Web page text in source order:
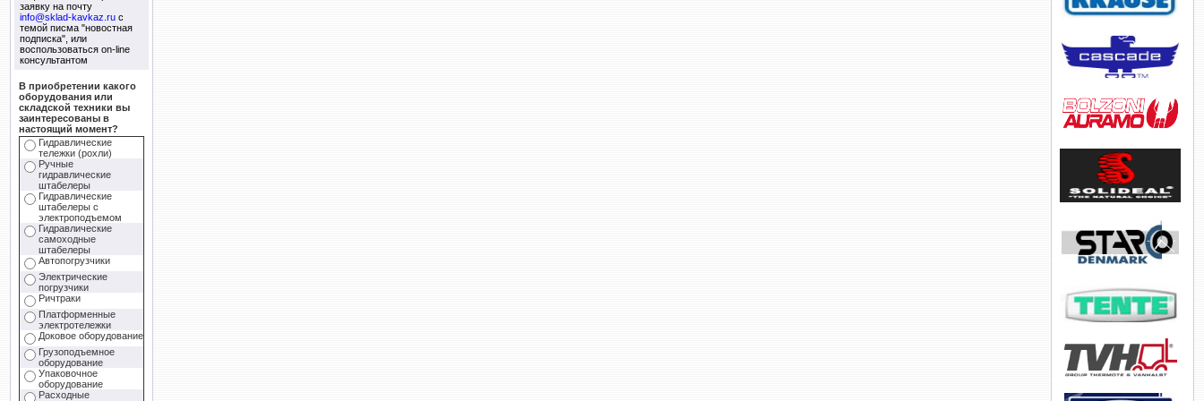
заявку на почту
info@sklad-kavkaz.ruс
темой писма "новостная
подписка", или
воспользоваться on-line
консультантом
В приобретении какого
оборудования или
складской техники вы
заинтересованы в
настоящий момент?
Гидравлические
тележки (рохли)
Ручные
гидравлические
штабелеры
Гидравлические
штабелеры с
электроподъемом
Гидравлические
самоходные
штабелеры
Автопогрузчики
Электрические
погрузчики
Ричтраки
Платформенные
электротележки
Доковое оборудование
Грузоподъемное
оборудование
Упаковочное
оборудование
Расходные